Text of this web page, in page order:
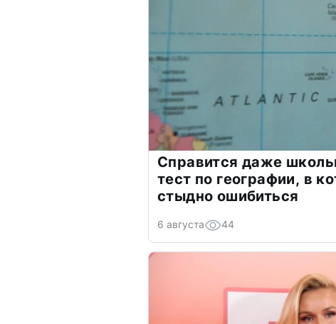
Справится даже
тест по географии, в
стыдно ошибиться
6 августа 44